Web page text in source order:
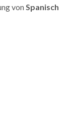
vonSpanisch